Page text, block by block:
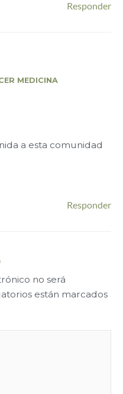
Responder
MEDICINA
a esta comunidad
Responder
no será
están marcados